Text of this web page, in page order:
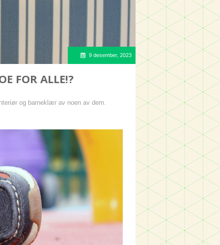
9 desember, 2023
FOR ALLE!?
og barneklær av noen av dem.